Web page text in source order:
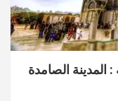
المدينة الصامدة